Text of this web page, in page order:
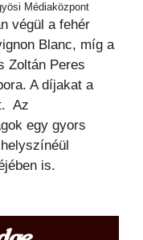
Médiaközpont
végül a fehér
Blanc, míg a
Zoltán Peres
A díjakat a
Az
egy gyors
is.